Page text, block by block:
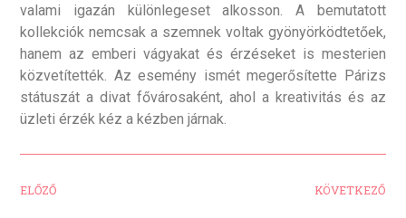
valami igazán különlegeset alkosson. A bemutatott
kollekciók nemcsak a szemnek voltak gyönyörködtetőek,
hanem az emberi vágyakat és érzéseket is mesterien
közvetítették. Az esemény ismét megerősítette Párizs
státuszát a divat fővárosaként, ahol a kreativitás és az
üzleti érzék kéz a kézben járnak.
ELŐZŐ KÖVETKEZŐ